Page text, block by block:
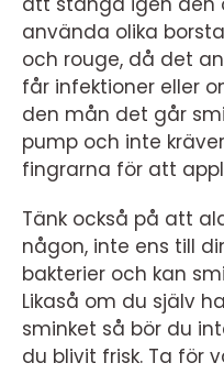
använda olika
och rouge, då det
får infektioner eller
den mån det går
pump och inte
fingrarna för att
Tänk också på att
någon, inte ens till
bakterier och kan
Likaså om du själv
sminket så bör du
du blivit frisk. Ta för